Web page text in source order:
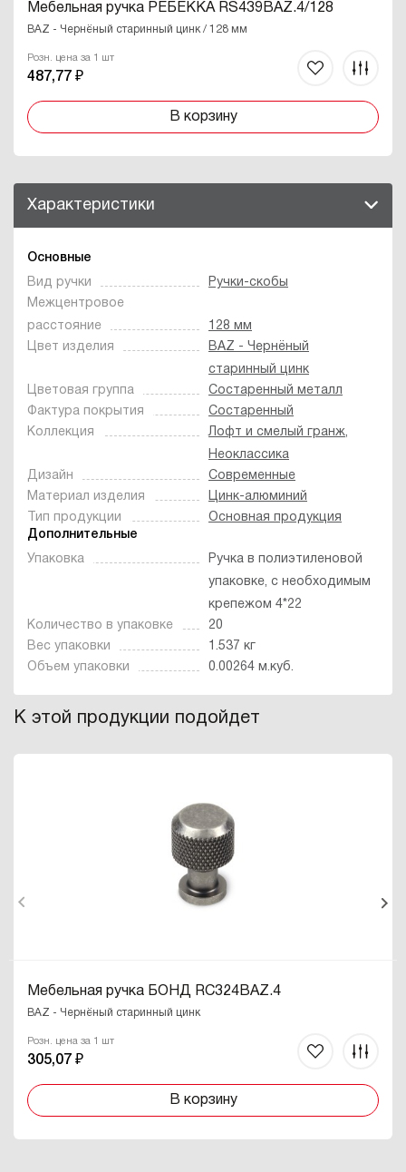
Мебельная ручка РЕБЕККА RS439BAZ.4/128
BAZ - Чернёный старинный цинк / 128 мм
Розн. цена за 1 шт
487,77 ₽
В корзину
Характеристики
Основные
Вид ручки
Ручки-скобы
Межцентровое
расстояние
128 мм
Цвет изделия
BAZ - Чернёный
старинный цинк
Цветовая группа
Состаренный металл
Фактура покрытия
Состаренный
Коллекция
Лофт и смелый гранж,
Неоклассика
Дизайн
Современные
Материал изделия
Цинк-алюминий
Тип продукции
Основная продукция
Дополнительные
Упаковка
Ручка в полиэтиленовой
упаковке, с необходимым
крепежом 4*22
Количество в упаковке
20
Вес упаковки
1.537 кг
Объем упаковки
0.00264 м.куб.
К этой продукции подойдет
Мебельная ручка БОНД RC324BAZ.4
BAZ - Чернёный старинный цинк
Розн. цена за 1 шт
305,07 ₽
В корзину